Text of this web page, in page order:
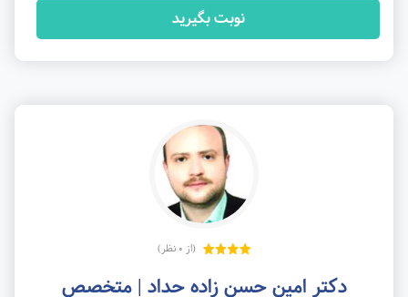
نوبت بگیرید
(از 0 نظر)
دکتر امین حسن زاده حداد | متخصص